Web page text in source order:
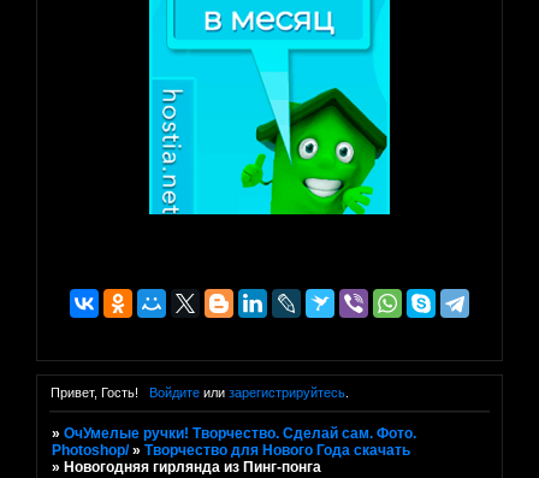
Привет, Гость! Войдитеили зарегистрируйтесь.
»ОчУмелые ручки! Творчество. Сделай сам. Фото.
Photoshop/ »Творчество для Нового Года скачать
» Новогодняя гирлянда из Пинг-понга